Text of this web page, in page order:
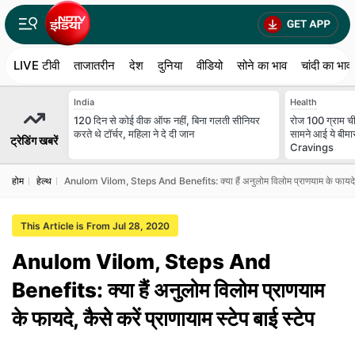
LIVE टीवी ताजातरीन देश दुनिया वीडियो सोने का भाव चांदी का भाव
ट्रेडिंग खबरें
India
120 दिन से कोई वीक ऑफ नहीं, बिना गलती सीनियर
करते थे टॉर्चर, महिला ने दे दी जान
Health
रोज 100 ग्राम
सामने आई ये
Cravings
होम हेल्थ Anulom Vilom, Steps And Benefits: क्या हैं अनुलोम विलोम प्राणयाम के
This Article is From Jul 28, 2020
Anulom Vilom, Steps And
Benefits: क्या हैं अनुलोम विलोम प्राणयाम
के फायदे, कैसे करें प्राणायाम स्टेप बाई स्टेप